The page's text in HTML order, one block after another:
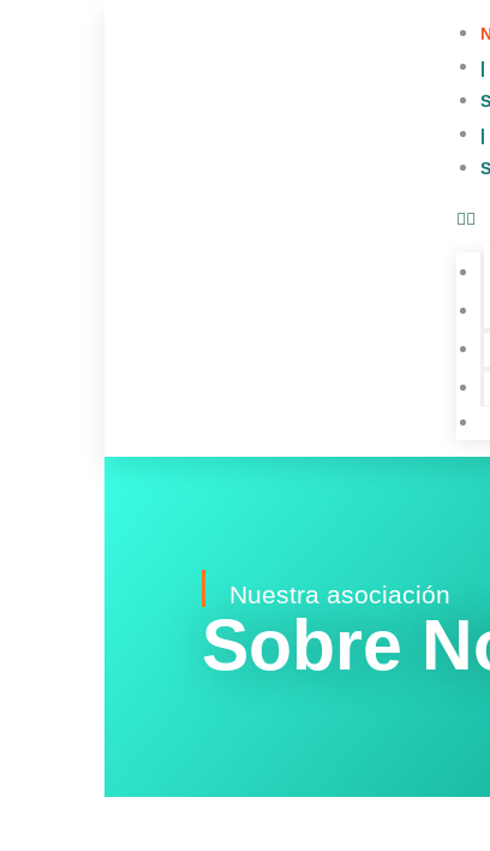
|
|
Nuestra asociación
Sobre